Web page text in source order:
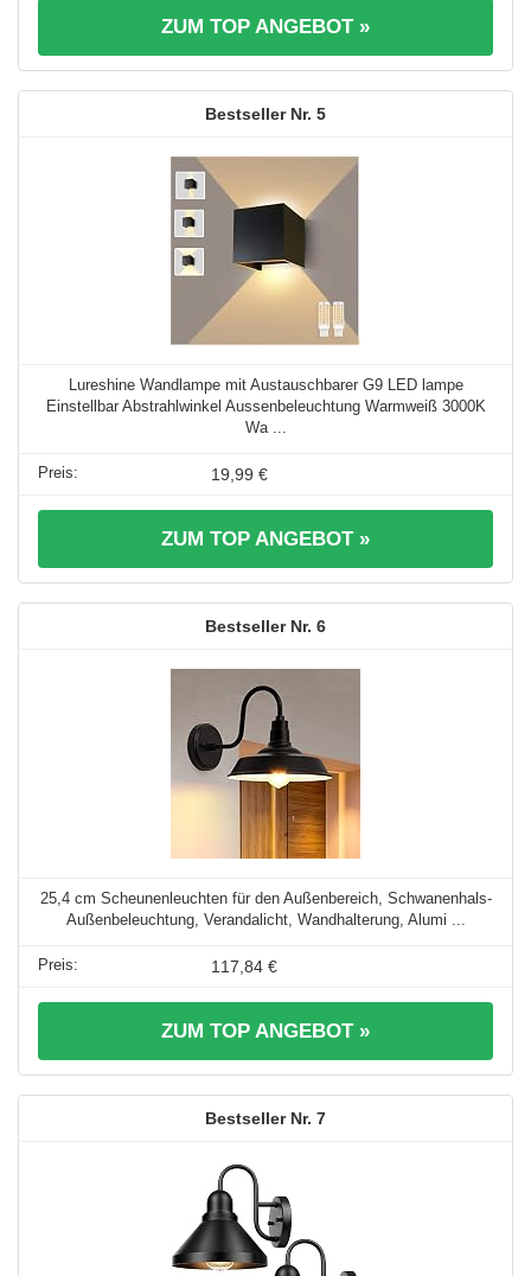
ZUM TOP ANGEBOT »
5
Lureshine Wandlampe mit Austauschbarer G9 LED lampe
Einstellbar Abstrahlwinkel Aussenbeleuchtung Warmweiß 3000K
Wa ...
19,99 €
ZUM TOP ANGEBOT »
6
25,4 cm Scheunenleuchten für den Außenbereich, Schwanenhals-
Außenbeleuchtung, Verandalicht, Wandhalterung, Alumi ...
117,84 €
ZUM TOP ANGEBOT »
7